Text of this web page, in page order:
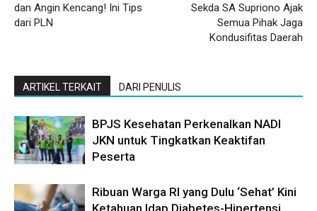
dan Angin Kencang! Ini Tips
dari PLN
Sekda SA Supriono Ajak
Semua Pihak Jaga
Kondusifitas Daerah
ARTIKEL TERKAIT DARI PENULIS
BPJS Kesehatan Perkenalkan NADI
JKN untuk Tingkatkan Keaktifan
Peserta
Ribuan Warga RI yang Dulu ‘Sehat’ Kini
Ketahuan Idap Diabetes-Hipertensi